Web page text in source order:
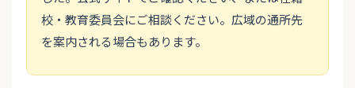
校・教育委員会にご相談ください。広域の通所先
を案内される場合もあります。